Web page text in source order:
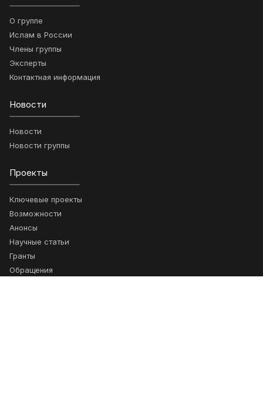
О группе
Ислам в России
Члены группы
Эксперты
Контактная информация
Новости
Новости
Новости группы
Проекты
Ключевые проекты
Возможности
Анонсы
Научные статьи
Гранты
Обращения